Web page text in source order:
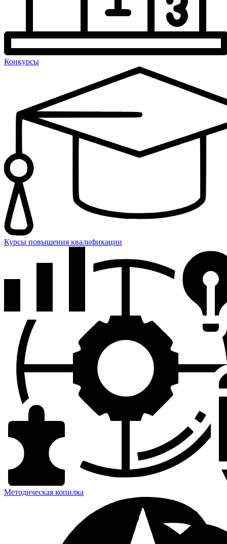
Конкурсы
Курсы повышения квалификации
Методическая копилка